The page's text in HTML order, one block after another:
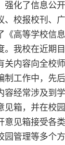
化了信息公开
校报校刊、
高等学校信
我校在近期
内容向全校
工作中，先
经常涉及到
箱，并在校
见箱接受各
管理等多个